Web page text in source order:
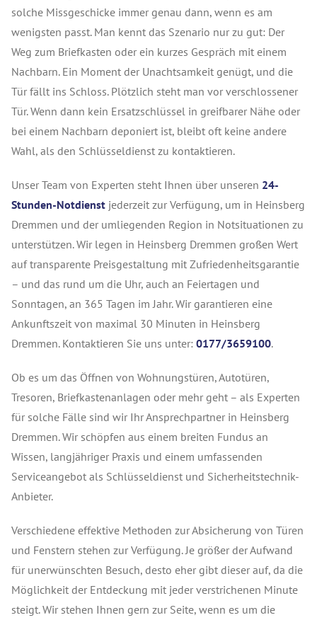
solche Missgeschicke immer genau dann, wenn es am
wenigsten passt. Man kennt das Szenario nur zu gut: Der
Weg zum Briefkasten oder ein kurzes Gespräch mit einem
Nachbarn. Ein Moment der Unachtsamkeit genügt, und die
Tür fällt ins Schloss. Plötzlich steht man vor verschlossener
Tür. Wenn dann kein Ersatzschlüssel in greifbarer Nähe oder
bei einem Nachbarn deponiert ist, bleibt oft keine andere
Wahl, als den Schlüsseldienst zu kontaktieren.
Unser Team von Experten steht Ihnen über unseren 24-
Stunden-Notdienst jederzeit zur Verfügung, um in Heinsberg
Dremmen und der umliegenden Region in Notsituationen zu
unterstützen. Wir legen in Heinsberg Dremmen großen Wert
auf transparente Preisgestaltung mit Zufriedenheitsgarantie
– und das rund um die Uhr, auch an Feiertagen und
Sonntagen, an 365 Tagen im Jahr. Wir garantieren eine
Ankunftszeit von maximal 30 Minuten in Heinsberg
Dremmen. Kontaktieren Sie uns unter: 0177/3659100.
Ob es um das Öffnen von Wohnungstüren, Autotüren,
Tresoren, Briefkastenanlagen oder mehr geht – als Experten
für solche Fälle sind wir Ihr Ansprechpartner in Heinsberg
Dremmen. Wir schöpfen aus einem breiten Fundus an
Wissen, langjähriger Praxis und einem umfassenden
Serviceangebot als Schlüsseldienst und Sicherheitstechnik-
Anbieter.
Verschiedene effektive Methoden zur Absicherung von Türen
und Fenstern stehen zur Verfügung. Je größer der Aufwand
für unerwünschten Besuch, desto eher gibt dieser auf, da die
Möglichkeit der Entdeckung mit jeder verstrichenen Minute
steigt. Wir stehen Ihnen gern zur Seite, wenn es um die